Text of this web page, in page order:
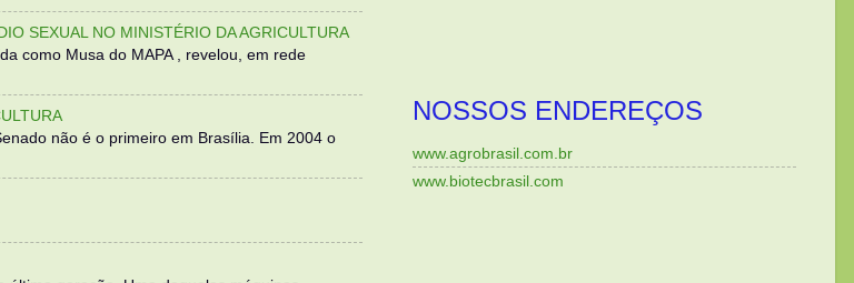
SEXUAL NO MINISTÉRIO DA AGRICULTURA
como Musa do MAPA , revelou, em rede
não é o primeiro em Brasília. Em 2004 o
NOSSOS ENDEREÇOS
www.agrobrasil.com.br
www.biotecbrasil.com